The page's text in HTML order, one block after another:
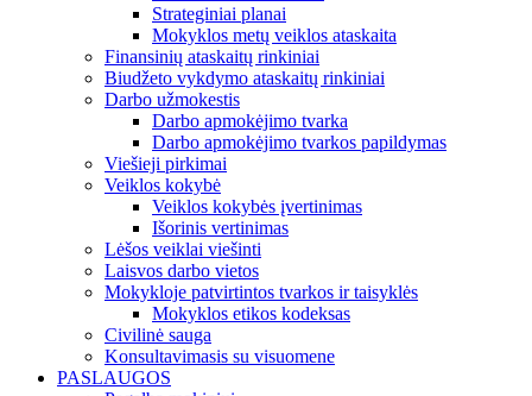
Strateginiai planai
Mokyklos metų veiklos ataskaita
Finansinių ataskaitų rinkiniai
Biudžeto vykdymo ataskaitų rinkiniai
Darbo užmokestis
Darbo apmokėjimo tvarka
Darbo apmokėjimo tvarkos papildymas
Viešieji pirkimai
Veiklos kokybė
Veiklos kokybės įvertinimas
Išorinis vertinimas
Lėšos veiklai viešinti
Laisvos darbo vietos
Mokykloje patvirtintos tvarkos ir taisyklės
Mokyklos etikos kodeksas
Civilinė sauga
Konsultavimasis su visuomene
PASLAUGOS